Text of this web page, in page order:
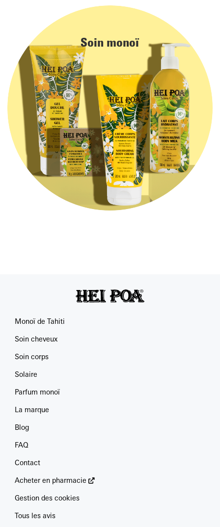
Soin monoï
Monoï de Tahiti
Soin cheveux
Soin corps
Solaire
Parfum monoï
La marque
Blog
FAQ
Contact
Acheter en pharmacie
Gestion des cookies
Tous les avis